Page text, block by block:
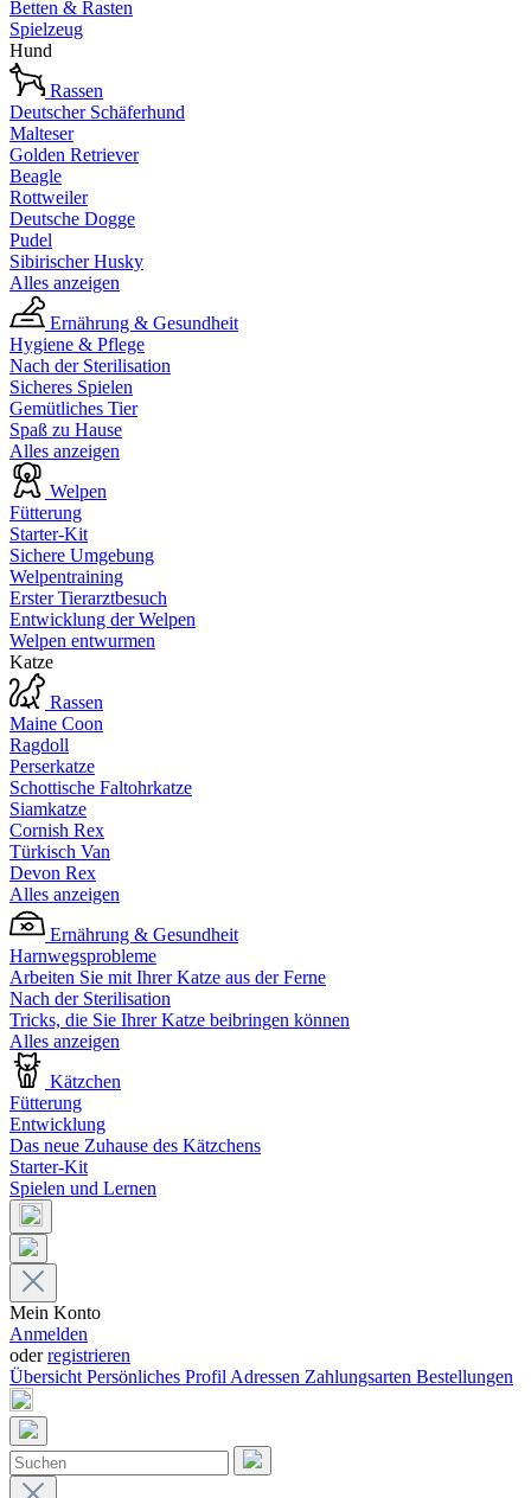
Betten & Rasten
Spielzeug
Hund
Rassen
Deutscher Schäferhund
Malteser
Golden Retriever
Beagle
Rottweiler
Deutsche Dogge
Pudel
Sibirischer Husky
Alles anzeigen
Ernährung & Gesundheit
Hygiene & Pflege
Nach der Sterilisation
Sicheres Spielen
Gemütliches Tier
Spaß zu Hause
Alles anzeigen
Welpen
Fütterung
Starter-Kit
Sichere Umgebung
Welpentraining
Erster Tierarztbesuch
Entwicklung der Welpen
Welpen entwurmen
Katze
Rassen
Maine Coon
Ragdoll
Perserkatze
Schottische Faltohrkatze
Siamkatze
Cornish Rex
Türkisch Van
Devon Rex
Alles anzeigen
Ernährung & Gesundheit
Harnwegsprobleme
Arbeiten Sie mit Ihrer Katze aus der Ferne
Nach der Sterilisation
Tricks, die Sie Ihrer Katze beibringen können
Alles anzeigen
Kätzchen
Fütterung
Entwicklung
Das neue Zuhause des Kätzchens
Starter-Kit
Spielen und Lernen
Mein Konto
Anmelden
oderregistrieren
Übersicht Persönliches Profil Adressen Zahlungsarten Bestellungen